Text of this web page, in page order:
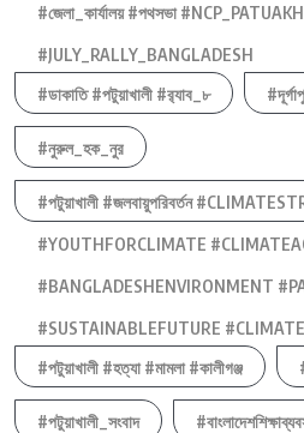
#জেলা_কার্যালয় #পথসভা
#JULY_RALLY_BANGLADESH
#ডাকাতি #পটুয়াখালী #র‍্যাব_৮
#নুরুল_হক_নুর
#পটুয়াখালী #জলবায়ুপরিবর্তন
#YOUTHFORCLIMATE
#BANGLADESHENVIRONMENT
#SUSTAINABLEFUTURE
#পটুয়াখালী #হত্যা #মামলা #কালীগঞ্জ
#পটুয়াখালী_সংবাদ